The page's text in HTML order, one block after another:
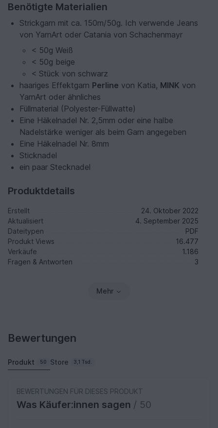
Benötigte Materialien
Strickgarn mit ca. 150m/50g. Ich verwende Jeans
von YarnArt oder Catania von Schachenmayr
< 50g Weiß
< 50g beige
< Stück von schwarz
haariges Effektgarn Perline von Katia, MINK von
YarnArt oder ähnliches
Füllmaterial (Polyester-Füllwatte)
Eine Häkelnadel Nr. 2,5mm oder eine halbe
Nadelstärke weniger als beim Garn angegeben
Eine Häkelnadel Nr. 8mm
Sticknadel
ein paar Stecknadel
Produktdetails
Erstellt
24. Oktober 2022
Aktualisiert
4. September 2025
Dateitypen
PDF
Produkt Views
16.477
Verkäufe
1.186
Fragen & Antworten
3
Mehr
Bewertungen
Produkt 50 Store 3,1 Tsd.
BEWERTUNGEN FÜR DIESES PRODUKT
Was Käufer:innen sagen / 50